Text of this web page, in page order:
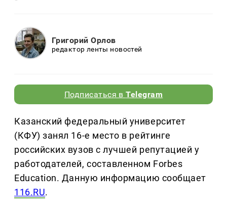
Григорий Орлов
редактор ленты новостей
Подписаться вTelegram
Казанский федеральный университет
(КФУ) занял 16-е место в рейтинге
российских вузов с лучшей репутацией у
работодателей, составленном Forbes
Education. Данную информацию сообщает
116.RU.